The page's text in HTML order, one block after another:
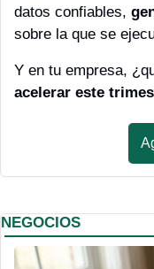
datos confiables,
sobre la que se
acelerar este
NEGOCIOS